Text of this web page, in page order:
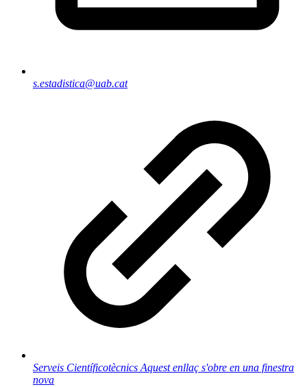
s.estadistica@uab.cat
Serveis Científicotècnics Aquest enllaç s'obre en una finestra
nova